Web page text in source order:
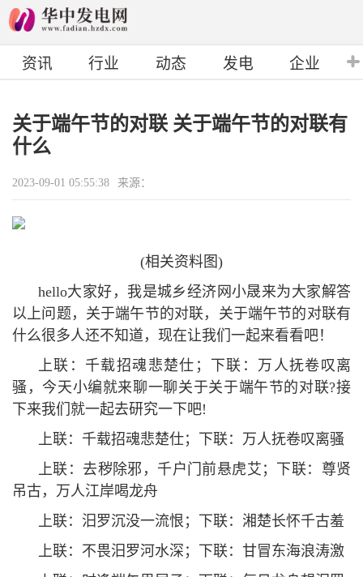
资讯 行业 动态 发电 企业
关于端午节的对联 关于端午节的对联有
什么
2023-09-01 05:55:38 来源：
(相关资料图)
hello大家好，我是城乡经济网小晟来为大家解答
以上问题，关于端午节的对联，关于端午节的对联有
什么很多人还不知道，现在让我们一起来看看吧！
上联：千载招魂悲楚仕；下联：万人抚卷叹离
骚，今天小编就来聊一聊关于关于端午节的对联?接
下来我们就一起去研究一下吧!
上联：千载招魂悲楚仕；下联：万人抚卷叹离骚
上联：去秽除邪，千户门前悬虎艾；下联：尊贤
吊古，万人江岸喝龙舟
上联：汨罗沉没一流恨；下联：湘楚长怀千古羞
上联：不畏汨罗河水深；下联：甘冒东海浪涛激